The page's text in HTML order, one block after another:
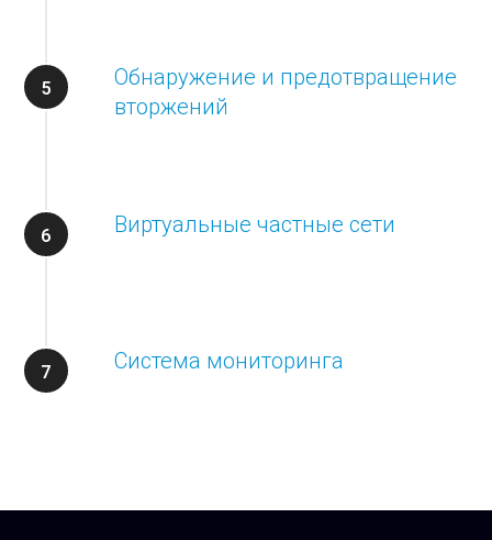
Обнаружение и предотвращение
вторжений
Виртуальные частные сети
Система мониторинга